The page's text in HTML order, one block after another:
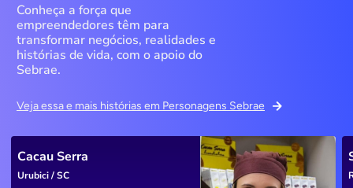
Conheça a força que
empreendedores têm para
transformar negócios, realidades e
histórias de vida, com o apoio do
Sebrae.
Veja essa e mais histórias em Personagens Sebrae
Cacau Serra
Urubici / SC